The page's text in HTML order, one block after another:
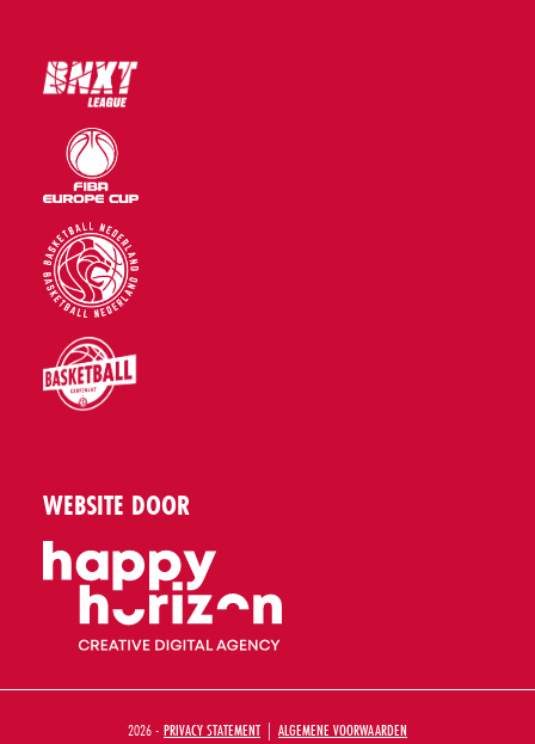
WEBSITE DOOR
2026 - PRIVACY STATEMENT | ALGEMENE VOORWAARDEN